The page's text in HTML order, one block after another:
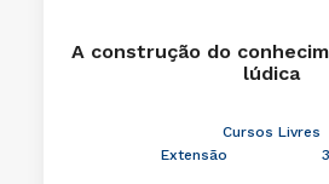
A construção do
lúdica
Cursos Livres
Extensão